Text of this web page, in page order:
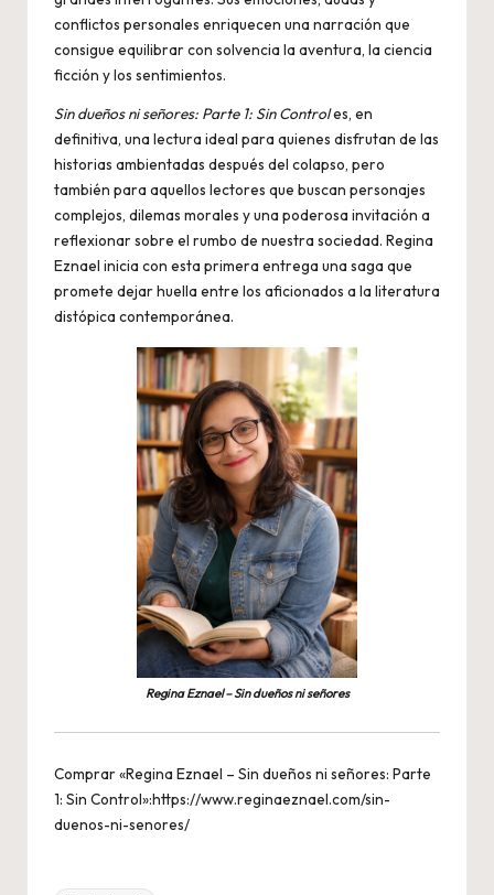
conflictos personales enriquecen una narración que
consigue equilibrar con solvencia la aventura, la ciencia
ficción y los sentimientos.
Sin dueños ni señores: Parte 1: Sin Controles, en
definitiva, una lectura ideal para quienes disfrutan de las
historias ambientadas después del colapso, pero
también para aquellos lectores que buscan personajes
complejos, dilemas morales y una poderosa invitación a
reflexionar sobre el rumbo de nuestra sociedad. Regina
Eznael inicia con esta primera entrega una saga que
promete dejar huella entre los aficionados a la literatura
distópica contemporánea.
Regina Eznael – Sin dueños ni señores
Comprar «Regina Eznael – Sin dueños ni señores: Parte
1: Sin Control»:https://www.reginaeznael.com/sin-
duenos-ni-senores/